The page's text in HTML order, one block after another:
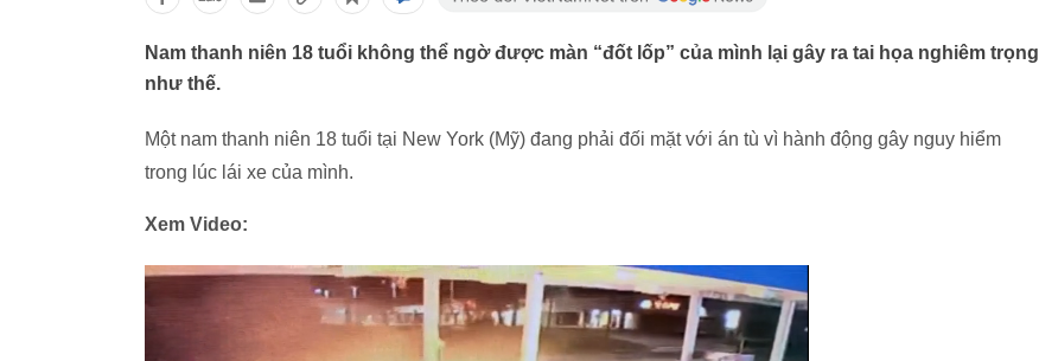
Nam thanh niên 18 tuổi không thể ngờ được màn “đốt lốp” của mình lại gây ra tai họa nghiêm trọng
như thế.
Một nam thanh niên 18 tuổi tại New York (Mỹ) đang phải đối mặt với án tù vì hành động gây nguy hiểm
trong lúc lái xe của mình.
Xem Video: